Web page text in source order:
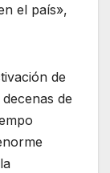
el país»,
de
de